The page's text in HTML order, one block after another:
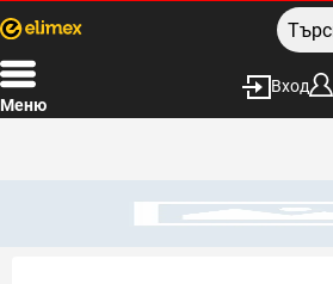
Меню
Вход